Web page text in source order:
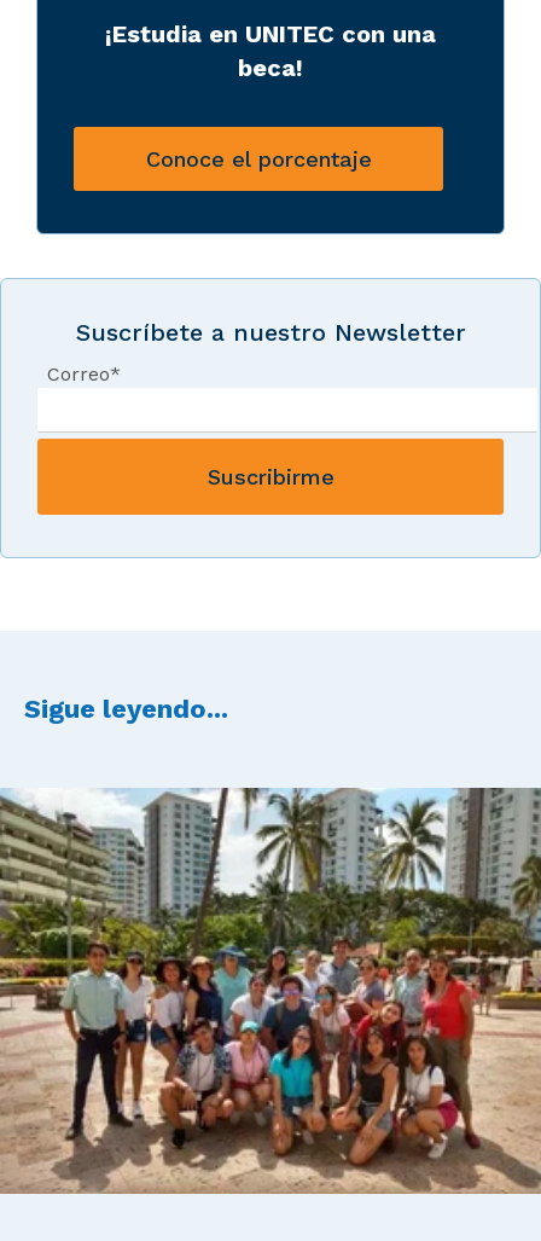
¡Estudia en UNITEC con una
beca!
Conoce el porcentaje
Suscríbete a nuestro Newsletter
Correo*
Sigue leyendo...